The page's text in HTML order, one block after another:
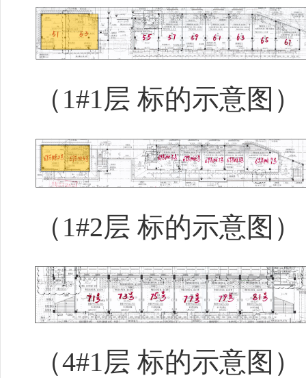
（ 1#1层 标的示意图）
（ 1#2层 标的示意图）
（4#1层 标的示意图）